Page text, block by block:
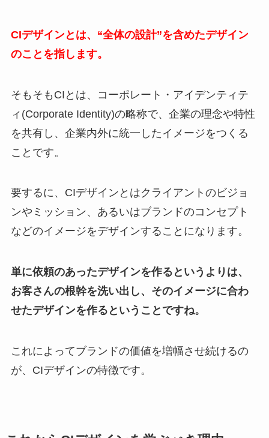
CIデザインとは、“全体の設計”を含めたデザイン
のことを指します。
そもそもCIとは、コーポレート・アイデンティテ
ィ(Corporate Identity)の略称で、企業の理念や特性
を共有し、企業内外に統一したイメージをつくる
ことです。
要するに、CIデザインとはクライアントのビジョ
ンやミッション、あるいはブランドのコンセプト
などのイメージをデザインすることになります。
単に依頼のあったデザインを作るというよりは、
お客さんの根幹を洗い出し、そのイメージに合わ
せたデザインを作るということですね。
これによってブランドの価値を増幅させ続けるの
が、CIデザインの特徴です。